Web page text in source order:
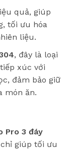
quả, giúp
tối ưu hóa
liệu.
, đây là loại
xúc với
đảm bảo giữ
món ăn.
Pro 3 đáy
giúp tối ưu